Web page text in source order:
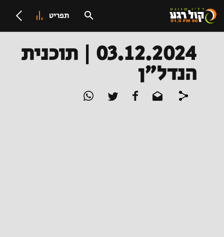
תפריט
03.12.2024 | תוכנית
הנדל"ן